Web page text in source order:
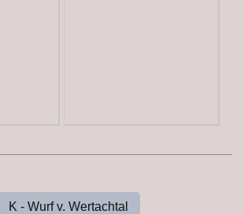
K - Wurf v. Wertachtal